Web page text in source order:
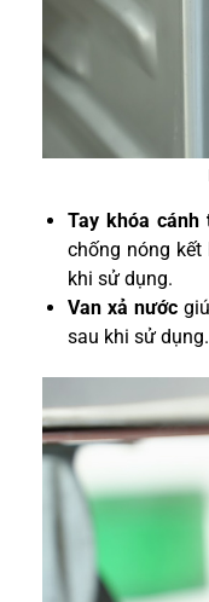
Tay khóa cánh
chống nóng
khi sử dụng.
Van xả nước
sau khi sử dụng.